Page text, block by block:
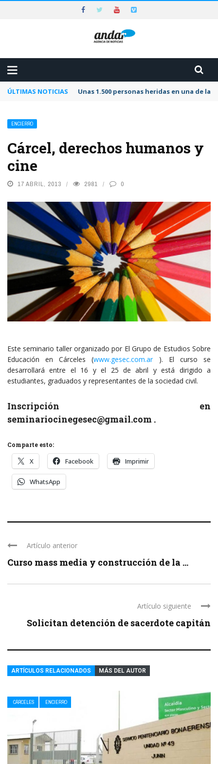
ÚLTIMAS NOTICIAS Unas 1.500 personas heridas en una de
ENCIERRO
Cárcel, derechos humanos y
cine
17 ABRIL, 2013 2981 0
Este seminario taller organizado por El Grupo de Estudios Sobre
Educación en Cárceles (www.gesec.com.ar). El curso se
desarrollará entre el 16 y el 25 de abril y está dirigido a
estudiantes, graduados y representantes de la sociedad civil.
Inscripción en
seminariocinegesec@gmail.com .
Comparte esto:
X Facebook Imprimir
WhatsApp
Artículo anterior
Curso mass media y construcción de la ...
Artículo siguiente
Solicitan detención de sacerdote capitán
ARTÍCULOS RELACIONADOS MÁS DEL AUTOR
CÁRCELES ENCIERRO